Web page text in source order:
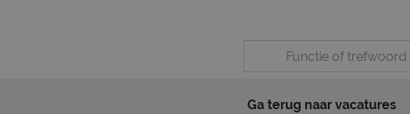
Ga terug naar vacatures